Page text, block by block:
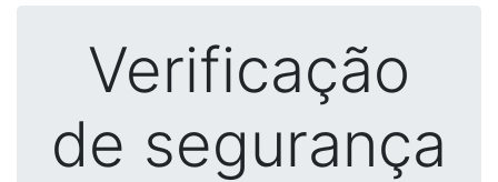
Verificação
de segurança